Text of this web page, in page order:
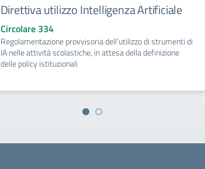
Direttiva utilizzo Intelligenza Artificiale
Circolare 334
Regolamentazione provvisoria dell’utilizzo di strumenti di
IA nelle attività scolastiche, in attesa della definizione
delle policy istituzionali